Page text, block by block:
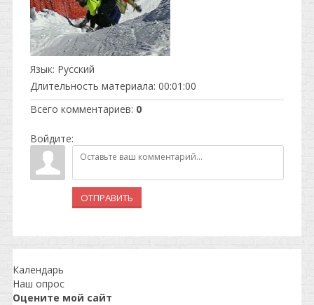
Язык: Русский
Длительность материала: 00:01:00
Всего комментариев: 0
Войдите:
ОТПРАВИТЬ
Календарь
Наш опрос
Оцените мой сайт